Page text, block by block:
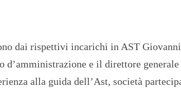
’
I
C
dai rispettivi incarichi in AST
d’amministrazione e il direttore
alla guida dell’Ast, società